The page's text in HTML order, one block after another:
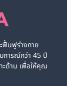
ฟื้นฟูร่างกาย
การณ์กว่า 45 ปี
ด้าน เพื่อให้คุณ